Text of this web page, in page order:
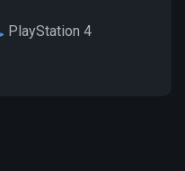
PlayStation 4